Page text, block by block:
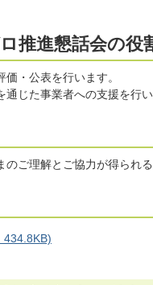
推進懇話会の役
・公表を行います。
じた事業者への支援を行い
のご理解とご協力が得られ
434.8KB)